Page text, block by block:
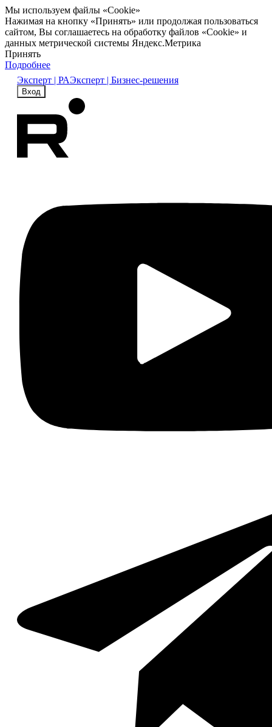
Мы используем файлы «Cookie»
Нажимая на кнопку «Принять» или продолжая пользоваться
сайтом, Вы соглашаетесь на обработку файлов «Cookie» и
данных метрической системы Яндекс.Метрика
Принять
Подробнее
Эксперт | РАЭксперт | Бизнес-решения
Вход